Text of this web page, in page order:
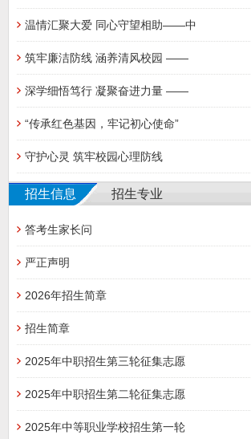
温情汇聚大爱 同心守望相助——中
筑牢廉洁防线 涵养清风校园 ——
深学细悟笃行 凝聚奋进力量 ——
“传承红色基因，牢记初心使命”
守护心灵 筑牢校园心理防线
招生信息 招生专业
答考生家长问
严正声明
2026年招生简章
招生简章
2025年中职招生第三轮征集志愿
2025年中职招生第二轮征集志愿
2025年中等职业学校招生第一轮